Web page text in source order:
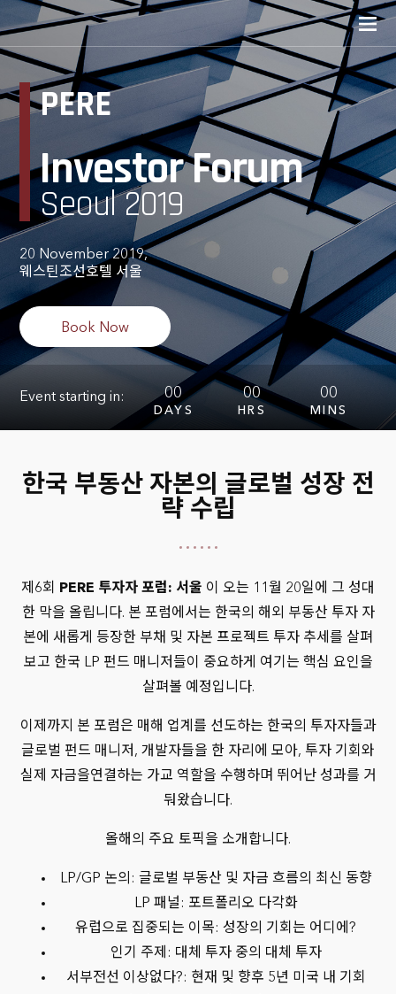
PERE
Investor Forum
Seoul 2019
20 November 2019,
웨스틴조선호텔 서울
Book Now
Event starting in: 00
DAYS
00
HRS
00
MINS
한국 부동산 자본의 글로벌 성장 전
략 수립
제6회 PERE 투자자 포럼: 서울 이 오는 11월 20일에 그 성대
한 막을 올립니다. 본 포럼에서는 한국의 해외 부동산 투자 자
본에 새롭게 등장한 부채 및 자본 프로젝트 투자 추세를 살펴
보고 한국 LP 펀드 매니저들이 중요하게 여기는 핵심 요인을
살펴볼 예정입니다.
이제까지 본 포럼은 매해 업계를 선도하는 한국의 투자자들과
글로벌 펀드 매니저, 개발자들을 한 자리에 모아, 투자 기회와
실제 자금을연결하는 가교 역할을 수행하며 뛰어난 성과를 거
둬왔습니다.
올해의 주요 토픽을 소개합니다.
LP/GP 논의: 글로벌 부동산 및 자금 흐름의 최신 동향
LP 패널: 포트폴리오 다각화
유럽으로 집중되는 이목: 성장의 기회는 어디에?
인기 주제: 대체 투자 중의 대체 투자
서부전선 이상없다?: 현재 및 향후 5년 미국 내 기회